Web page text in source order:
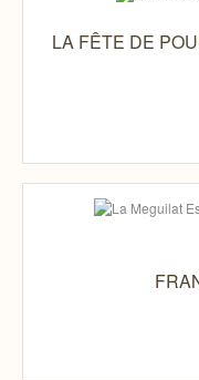
LA FÊTE DE